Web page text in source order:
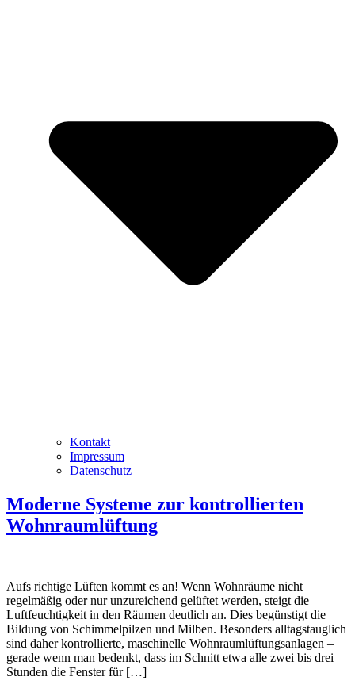
Kontakt
Impressum
Datenschutz
Moderne Systeme zur kontrollierten
Wohnraumlüftung
Aufs richtige Lüften kommt es an! Wenn Wohnräume nicht
regelmäßig oder nur unzureichend gelüftet werden, steigt die
Luftfeuchtigkeit in den Räumen deutlich an. Dies begünstigt die
Bildung von Schimmelpilzen und Milben. Besonders alltagstauglich
sind daher kontrollierte, maschinelle Wohnraumlüftungsanlagen –
gerade wenn man bedenkt, dass im Schnitt etwa alle zwei bis drei
Stunden die Fenster für […]